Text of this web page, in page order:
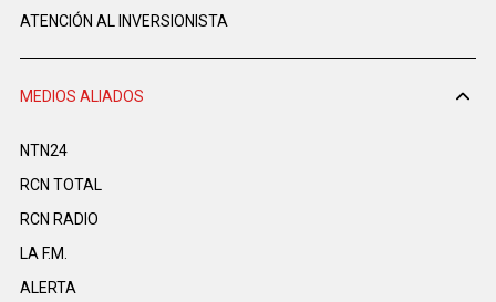
ATENCIÓN AL INVERSIONISTA
MEDIOS ALIADOS
NTN24
RCN TOTAL
RCN RADIO
LA F.M.
ALERTA